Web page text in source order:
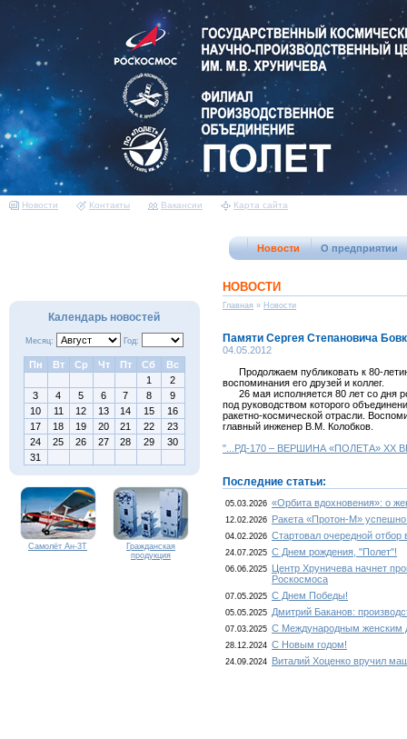
Новости Контакты Вакансии Карта сайта
Новости О предприятии
Календарь новостей
Месяц: Год:
Пн Вт Ср Чт Пт Сб
Вс
1
2
3
4 5 6 7 8
9
10
11 12 13 14 15
16
17
18 19 20 21 22
23
24
25 26 27 28 29
30
31
Самолёт Ан-3Т
Гражданская
продукция
НОВОСТИ
Главная » Новости
Памяти Сергея Степановича
04.05.2012
Продолжаем публиковать к 80-
воспоминания его друзей и коллег.
26 мая исполняется 80 лет со дня
под руководством которого
ракетно-космической отрасли.
главный инженер В.М. Колобков.
"...РД-170 – ВЕРШИНА «ПОЛЕТА» XX
Последние статьи:
05.03.2026 «Орбита вдохновения»: о
12.02.2026 Ракета «Протон-М»
04.02.2026 Стартовал очередной отбор
24.07.2025 С Днем рождения, "Полет"!
06.06.2025 Центр Хруничева начнет
Роскосмоса
07.05.2025 С Днем Победы!
05.05.2025 Дмитрий Баканов:
07.03.2025 С Международным женским
28.12.2024 С Новым годом!
24.09.2024 Виталий Хоценко вручил